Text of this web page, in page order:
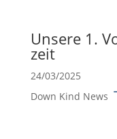
Unsere 1.
zeit
24/03/2025
Down Kind News